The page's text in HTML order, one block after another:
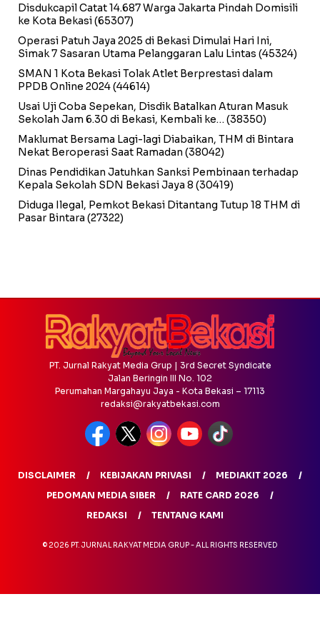
Disdukcapil Catat 14.687 Warga Jakarta Pindah Domisili
ke Kota Bekasi(65307)
Operasi Patuh Jaya 2025 di Bekasi Dimulai Hari Ini,
Simak 7 Sasaran Utama Pelanggaran Lalu Lintas (45324)
SMAN 1 Kota Bekasi Tolak Atlet Berprestasi dalam
PPDB Online 2024(44614)
Usai Uji Coba Sepekan, Disdik Batalkan Aturan Masuk
Sekolah Jam 6.30 di Bekasi, Kembali ke… (38350)
Maklumat Bersama Lagi-lagi Diabaikan, THM di Bintara
Nekat Beroperasi Saat Ramadan (38042)
Dinas Pendidikan Jatuhkan Sanksi Pembinaan terhadap
Kepala Sekolah SDN Bekasi Jaya 8 (30419)
Diduga Ilegal, Pemkot Bekasi Ditantang Tutup 18 THM di
Pasar Bintara (27322)
PT. Jurnal Rakyat Media Grup | 3rd Secret Syndicate
Jalan Beringin III No. 102
Perumahan Margahayu Jaya - Kota Bekasi – 17113
redaksi@rakyatbekasi.com
DISCLAIMER KEBIJAKAN PRIVASI
MEDIAKIT 2026
PEDOMAN MEDIA SIBER
RATE CARD 2026
REDAKSI
TENTANG KAMI
© 2026 PT. JURNAL RAKYAT MEDIA GRUP - ALL RIGHTS RESERVED